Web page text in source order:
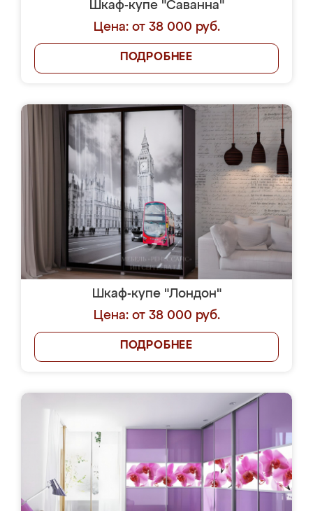
Шкаф-купе "Саванна"
Цена: от 38 000 руб.
ПОДРОБНЕЕ
Шкаф-купе "Лондон"
Цена: от 38 000 руб.
ПОДРОБНЕЕ